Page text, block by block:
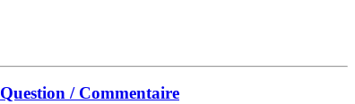
Question / Commentaire